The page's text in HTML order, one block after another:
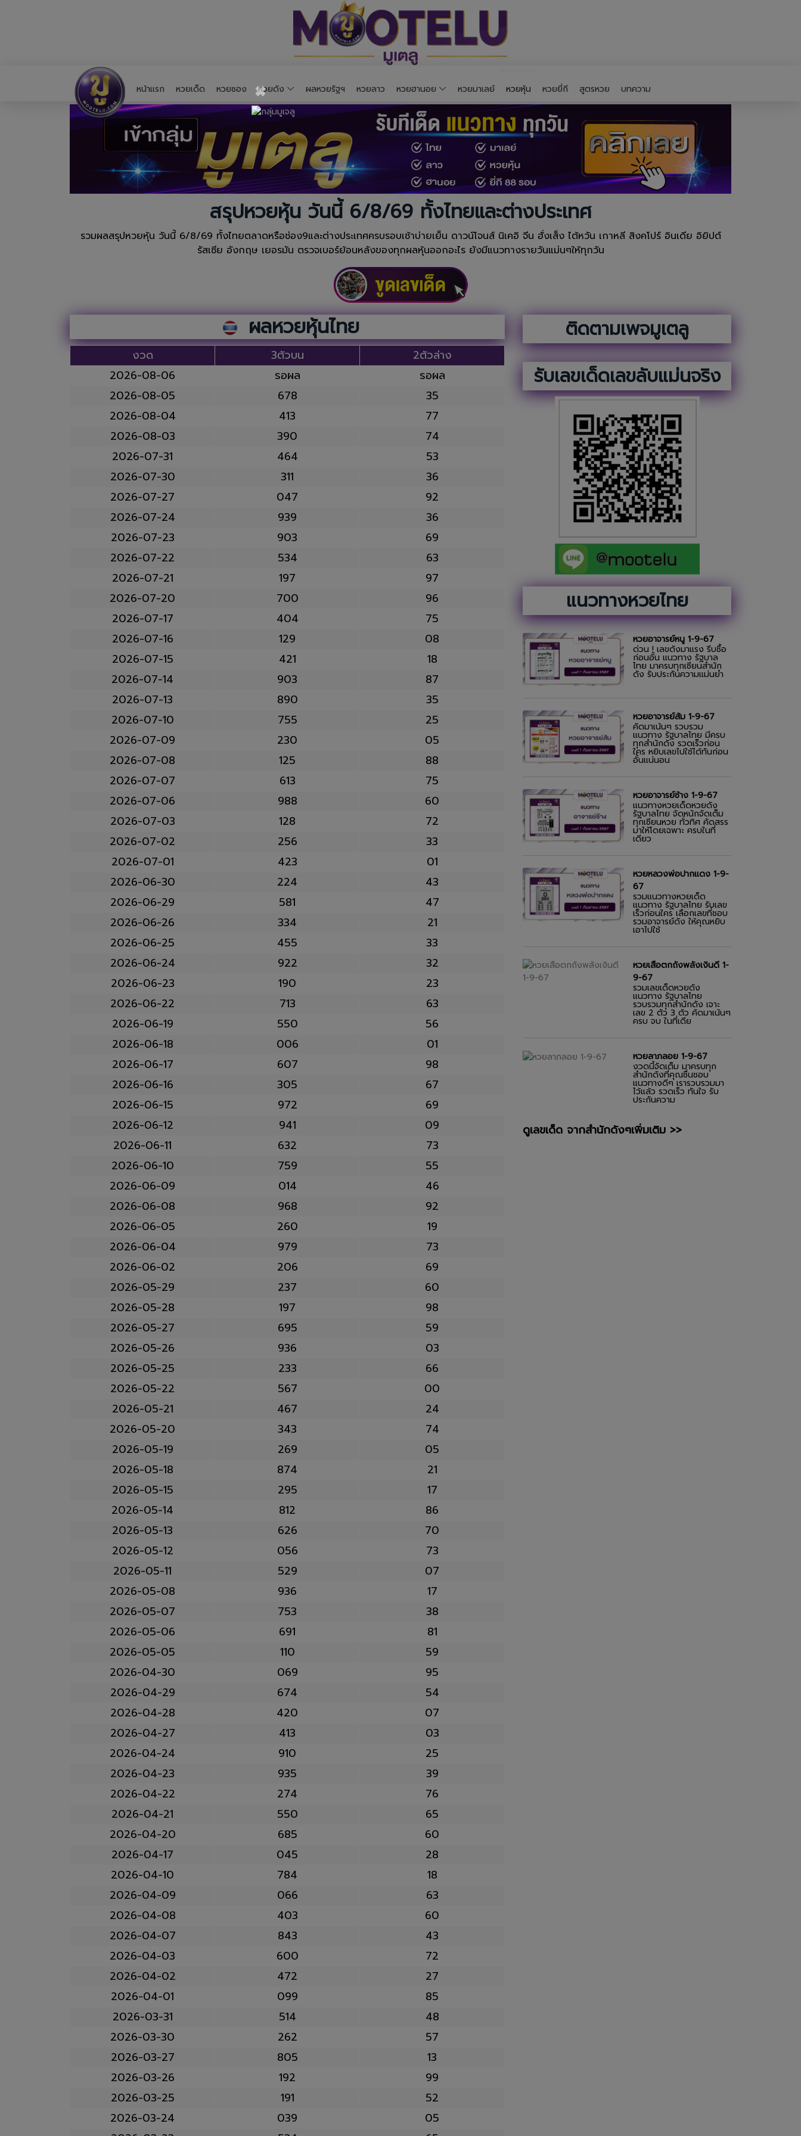
หน้าแรก หวยเด็ด หวยซอง หวยดัง ผลหวยรัฐฯ หวยลาว หวยฮานอย หวยมาเลย์ หวยหุ้น หวยยี่กี สูตรหวย บทความ
สรุปหวยหุ้น วันนี้ 6/8/69 ทั้งไทยและต่างประเทศ
รวมผลสรุปหวยหุ้น วันนี้ 6/8/69 ทั้งไทยตลาดหรือช่อง9และต่างประเทศครบรอบเช้าบ่ายเย็น ดาวน์โจนส์ นิเคอิ จีน ฮั่งเส็ง ไต้หวัน เกาหลี สิงคโปร์ อินเดีย อิยิปต์
รัสเซีย อังกฤษ เยอรมัน ตรวจเบอร์ย้อนหลังของทุกผลหุ้นออกอะไร ยังมีแนวทางรายวันแม่นๆให้ทุกวัน
ผลหวยหุ้นไทย
งวด 3ตัวบน
2ตัวล่าง
2026-08-06
รอผล
รอผล
2026-08-05
678
35
2026-08-04
413
77
2026-08-03
390
74
2026-07-31
464
53
2026-07-30
311
36
2026-07-27
047
92
2026-07-24
939
36
2026-07-23
903
69
2026-07-22
534
63
2026-07-21
197
97
2026-07-20
700
96
2026-07-17
404
75
2026-07-16
129
08
2026-07-15
421
18
2026-07-14
903
87
2026-07-13
890
35
2026-07-10
755
25
2026-07-09
230
05
2026-07-08
125
88
2026-07-07
613
75
2026-07-06
988
60
2026-07-03
128
72
2026-07-02
256
33
2026-07-01
423
01
2026-06-30
224
43
2026-06-29
581
47
2026-06-26
334
21
2026-06-25
455
33
2026-06-24
922
32
2026-06-23
190
23
2026-06-22
713
63
2026-06-19
550
56
2026-06-18
006
01
2026-06-17
607
98
2026-06-16
305
67
2026-06-15
972
69
2026-06-12
941
09
2026-06-11
632
73
2026-06-10
759
55
2026-06-09
014
46
2026-06-08
968
92
2026-06-05
260
19
2026-06-04
979
73
2026-06-02
206
69
2026-05-29
237
60
2026-05-28
197
98
2026-05-27
695
59
2026-05-26
936
03
2026-05-25
233
66
2026-05-22
567
00
2026-05-21
467
24
2026-05-20
343
74
2026-05-19
269
05
2026-05-18
874
21
2026-05-15
295
17
2026-05-14
812
86
2026-05-13
626
70
2026-05-12
056
73
2026-05-11
529
07
2026-05-08
936
17
2026-05-07
753
38
2026-05-06
691
81
2026-05-05
110
59
2026-04-30
069
95
2026-04-29
674
54
2026-04-28
420
07
2026-04-27
413
03
2026-04-24
910
25
2026-04-23
935
39
2026-04-22
274
76
2026-04-21
550
65
2026-04-20
685
60
2026-04-17
045
28
2026-04-10
784
18
2026-04-09
066
63
2026-04-08
403
60
2026-04-07
843
43
2026-04-03
600
72
2026-04-02
472
27
2026-04-01
099
85
2026-03-31
514
48
2026-03-30
262
57
2026-03-27
805
13
2026-03-26
192
99
2026-03-25
191
52
2026-03-24
039
05
ติดตามเพจมูเตลู
รับเลขเด็ดเลขลับแม่นจริง
แนวทางหวยไทย
หวยอาจารย์หนู 1-9-67
ด่วน ! เลขดังมาแรง รีบซื้อ
ก่อนอั้น แนวทาง รัฐบาล
ไทย มาครบทุกเซียนสำนัก
ดัง รับประกันความแม่นยำ
หวยอาจารย์ส้ม 1-9-67
คัดมาเน้นๆ รวบรวม
แนวทาง รัฐบาลไทย มีครบ
ทุกสำนักดัง รวดเร็วก่อน
ใคร หยิบเลขไปใช้ได้ทันก่อน
อั้นแน่นอน
หวยอาจารย์ช้าง 1-9-67
แนวทางหวยเด็ดหวยดัง
รัฐบาลไทย จัดหนักจัดเต็ม
ทุกเซียนหวย ทั่วทิศ คัดสรร
มาให้โดยเฉพาะ ครบในที่
เดียว
หวยหลวงพ่อปากแดง 1-9-
67
รวมแนวทางหวยเด็ด
แนวทาง รัฐบาลไทย รับเลข
เร็วก่อนใคร เลือกเลขที่ชอบ
รวมอาจารย์ดัง ให้คุณหยิบ
เอาไปใช้
หวยเสือตกถังพลังเงินดี 1-
9-67
รวมเลขเด็ดหวยดัง
แนวทาง รัฐบาลไทย
รวบรวมทุกสำนักดัง เจาะ
เลข 2 ตัว 3 ตัว คัดมาเน้นๆ
ครบ จบ ในที่เดีย
หวยลาภลอย 1-9-67
งวดนี้จัดเต็ม มาครบทุก
สำนักดังที่คุณชื่นชอบ
แนวทางดีๆ เรารวบรวมมา
ไว้แล้ว รวดเร็ว ทันใจ รับ
ประกันความ
ดูเลขเด็ด จากสำนักดังๆเพิ่มเติม >>
×